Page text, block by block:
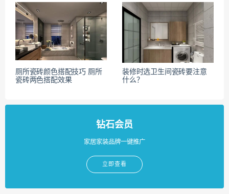
厕所瓷砖颜色搭配技巧 厕所
瓷砖两色搭配效果
装修时选卫生间瓷砖要注意
什么？
钻石会员
家居家装品牌一键推广
立即查看